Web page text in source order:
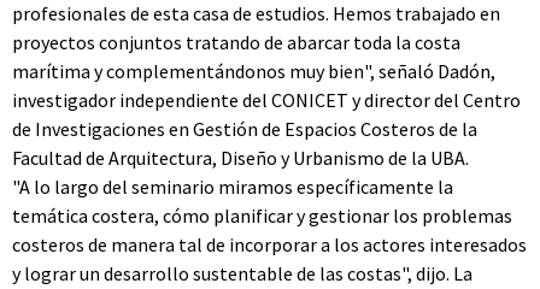
profesionales de esta casa de estudios. Hemos trabajado en
proyectos conjuntos tratando de abarcar toda la costa
marítima y complementándonos muy bien", señaló Dadón,
investigador independiente del CONICET y director del Centro
de Investigaciones en Gestión de Espacios Costeros de la
Facultad de Arquitectura, Diseño y Urbanismo de la UBA.
"A lo largo del seminario miramos específicamente la
temática costera, cómo planificar y gestionar los problemas
costeros de manera tal de incorporar a los actores interesados
y lograr un desarrollo sustentable de las costas", dijo. La